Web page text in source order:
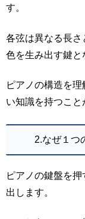
す。
各弦は異なる長
色を生み出す鍵と
ピアノの構造を
い知識を持つこと
2.なぜ１つ
ピアノの鍵盤を
出します。